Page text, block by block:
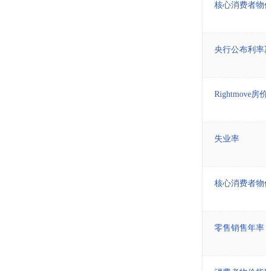
核心消费者
央行公布利率
Rightmove房
失业率
核心消费者
零售销售年率